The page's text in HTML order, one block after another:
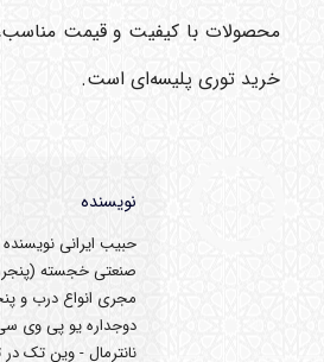
محصولات با کیفیت و قیمت مناسب،
خرید توری پلیسه‌ای است.
نویسنده
حبیب ایرانی
صنعتی خجسته
مجری انواع درب و
نانترمال - وین تک در